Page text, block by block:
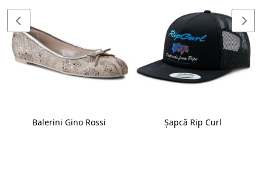
Balerini Gino Rossi Șapcă Rip Curl